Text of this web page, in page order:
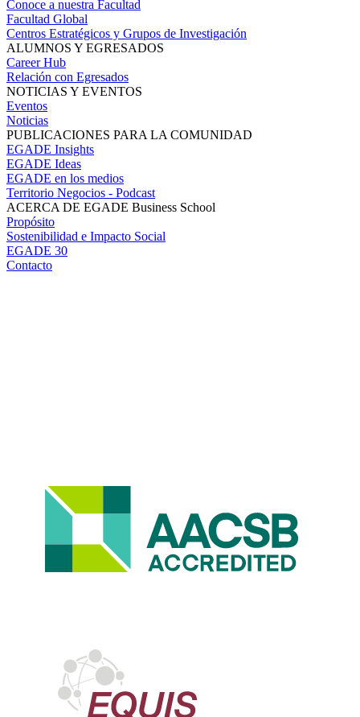
Conoce a nuestra Facultad
Facultad Global
Centros Estratégicos y Grupos de Investigación
ALUMNOS Y EGRESADOS
Career Hub
Relación con Egresados
NOTICIAS Y EVENTOS
Eventos
Noticias
PUBLICACIONES PARA LA COMUNIDAD
EGADE Insights
EGADE Ideas
EGADE en los medios
Territorio Negocios - Podcast
ACERCA DE EGADE Business School
Propósito
Sostenibilidad e Impacto Social
EGADE 30
Contacto